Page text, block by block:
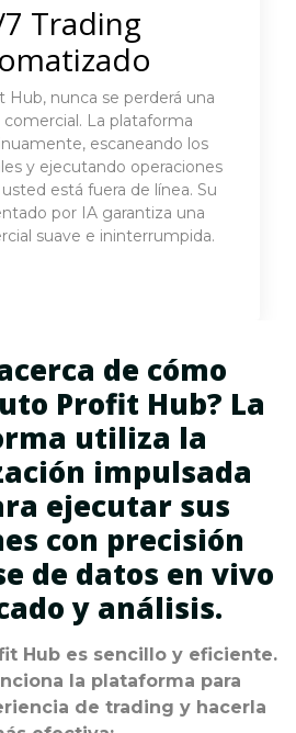
Trading
Hub, nunca se perderá una
La plataforma
escaneando los
y ejecutando operaciones
está fuera de línea. Su
por IA garantiza una
suave e ininterrumpida.
de cómo
Profit Hub? La
utiliza la
impulsada
ejecutar sus
con precisión
de datos en vivo
y análisis.
Hub es sencillo y eficiente.
la plataforma para
de trading y hacerla